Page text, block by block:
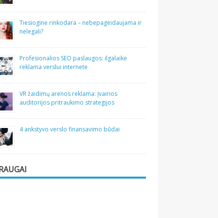
Tiesioginė rinkodara – nebepageidaujama ir
nelegali?
Profesionalios SEO paslaugos: ilgalaikė
reklama verslui internete
VR žaidimų arenos reklama: Įvairios
auditorijos pritraukimo strategijos
4 ankstyvo verslo finansavimo būdai